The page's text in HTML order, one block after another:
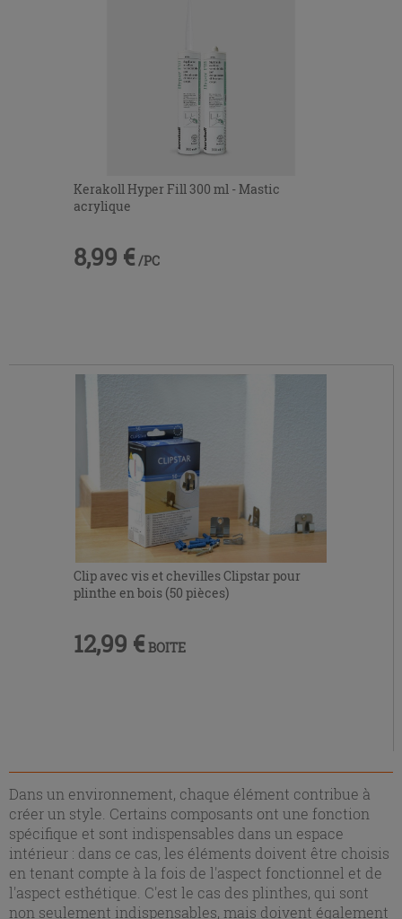
Kerakoll Hyper Fill 300 ml - Mastic
acrylique
8,99 € /PC
Clip avec vis et chevilles Clipstar pour
plinthe en bois (50 pièces)
12,99 € BOITE
Dans un environnement, chaque élément contribue à
créer un style. Certains composants ont une fonction
spécifique et sont indispensables dans un espace
intérieur : dans ce cas, les éléments doivent être choisis
en tenant compte à la fois de l'aspect fonctionnel et de
l'aspect esthétique. C'est le cas des plinthes, qui sont
non seulement indispensables, mais doivent également